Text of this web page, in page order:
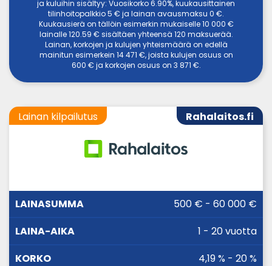
ja kuluihin sisältyy: Vuosikorko 6.90%, kuukausittainen
tilinhoitopalkkio 5 € ja lainan avausmaksu 0 €.
Kuukausierä on tällöin esimerkin mukaiselle 10 000 €
lainalle 120.59 € sisältäen yhteensä 120 maksuerää.
Lainan, korkojen ja kulujen yhteismäärä on edellä
mainitun esimerkein 14 471 €, joista kulujen osuus on
600 € ja korkojen osuus on 3 871 €.
Rahalaitos.fi
Lainan kilpailutus
LAINASUMMA KORKO500 € - 60 000 €
1 - 20 vuotta
4,19 % - 20 %